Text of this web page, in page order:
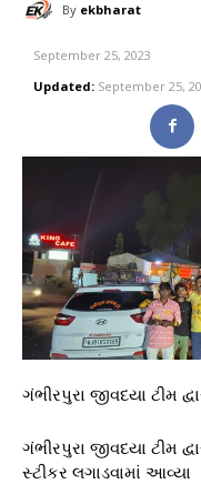
By ekbharat
September 25, 2023
Updated: September 25,
ગંભીરપુરા જીવદયા ટીમ
ગંભીરપુરા જીવદયા ટીમ
સ્ટીકર લગાડવામાં આવ્યા